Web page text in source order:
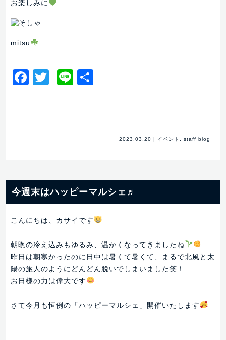
お楽しみに
mitsu
Facebook
Twitter
Line
2023.03.20 | イベント staff blog
今週末はハッピーマルシェ♬
こんにちは、カサイです
朝晩の冷え込みもゆるみ、温かくなってきましたね
昨日は朝寒かったのに日中は暑くて暑くて、まるで北風と太
陽の旅人のようにどんどん脱いでしまいました笑！
お日様の力は偉大です
さて今月も恒例の「ハッピーマルシェ」開催いたします